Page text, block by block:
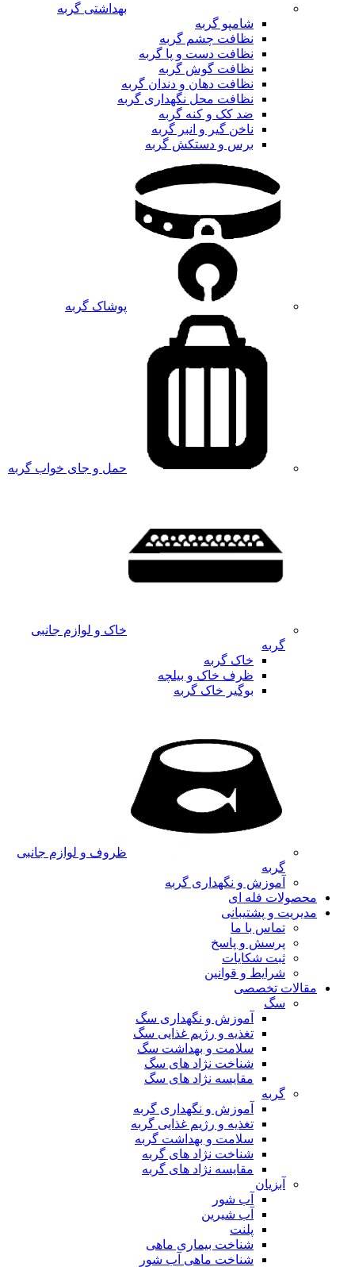
بهداشتی گربه
شامپو گربه
نظافت چشم گربه
نظافت دست و پا گربه
نظافت گوش گربه
نظافت دهان و دندان گربه
نظافت محل نگهداری گربه
ضد کک و کنه گربه
ناخن گیر و انبر گربه
برس و دستکش گربه
پوشاک گربه
حمل و جای خواب گربه
خاک و لوازم جانبی
گربه
خاک گربه
ظرف خاک و بیلچه
بوگیر خاک گربه
ظروف و لوازم جانبی
گربه
آموزش و نگهداری گربه
محصولات فله ای
مدیریت و پشتیبانی
تماس با ما
پرسش و پاسخ
ثبت شکایات
شرایط و قوانین
مقالات تخصصی
سگ
آموزش و نگهداری سگ
تغذیه و رژیم غذایی سگ
سلامت و بهداشت سگ
شناخت نژاد های سگ
مقایسه نژاد های سگ
گربه
آموزش و نگهداری گربه
تغذیه و رژیم غذایی گربه
سلامت و بهداشت گربه
شناخت نژاد های گربه
مقایسه نژاد های گربه
آبزیان
آب شور
آب شیرین
پلنت
شناخت بیماری ماهی
شناخت ماهی آب شور